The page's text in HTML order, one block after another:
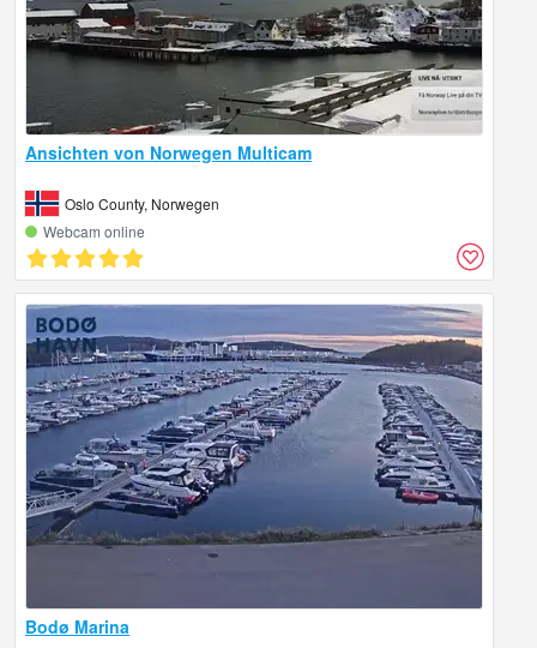
Ansichten von Norwegen Multicam
Oslo County, Norwegen
Webcam online
Bodø Marina